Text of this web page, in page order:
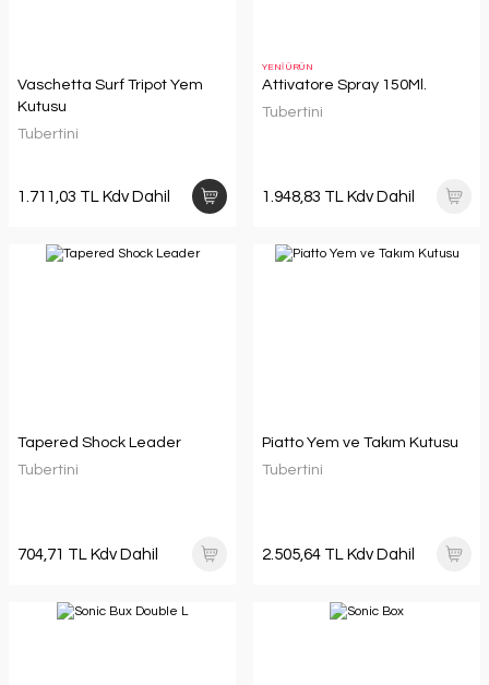
Vaschetta Surf Tripot Yem
Kutusu
Tubertini
1.711,03 TL Kdv Dahil
YENİ ÜRÜN
Attivatore Spray 150Ml.
Tubertini
1.948,83 TL Kdv Dahil
Tapered Shock Leader
Tubertini
704,71 TL Kdv Dahil
Piatto Yem ve Takım Kutusu
Tubertini
2.505,64 TL Kdv Dahil